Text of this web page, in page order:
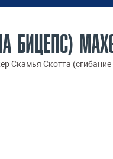
Скамья Скотта (сгибание